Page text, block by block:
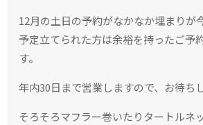
12月の土日の予約がなかなか埋まりが
予定立てられた方は余裕を持ったご予
す。
年内30日まで営業しますので、お待ち
そろそろマフラー巻いたりタートルネ